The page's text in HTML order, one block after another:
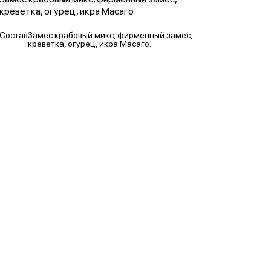
креветка, огурец, икра Масаго
СоставЗамес крабовый микс, фирменный замес,
креветка, огурец, икра Масаго.